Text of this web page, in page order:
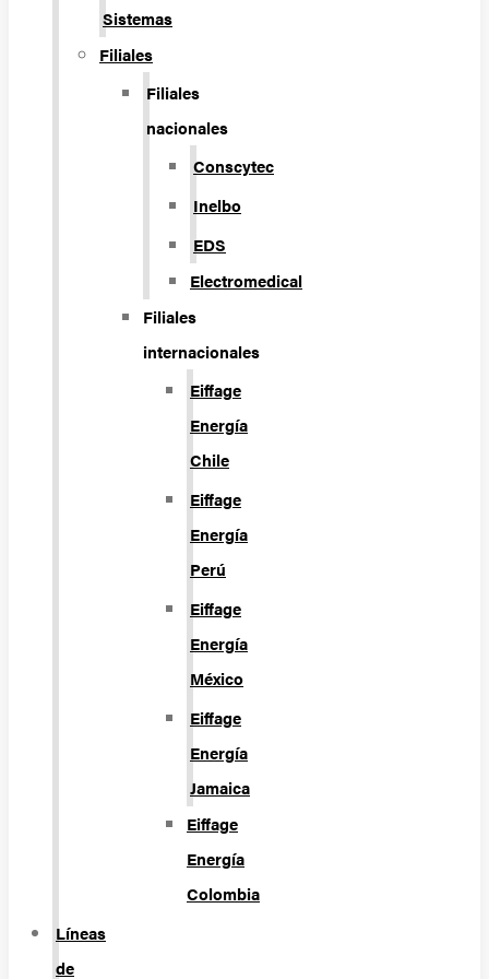
Sistemas
Filiales
Filiales
nacionales
Conscytec
Inelbo
EDS
Electromedical
Filiales
internacionales
Eiffage
Energía
Chile
Eiffage
Energía
Perú
Eiffage
Energía
México
Eiffage
Energía
Jamaica
Eiffage
Energía
Colombia
Líneas
de